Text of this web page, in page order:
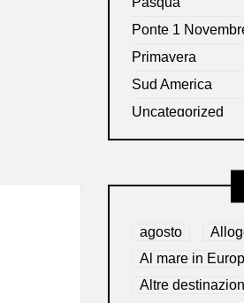
Ponte 1
Primavera
Sud America
Uncategorized
agosto
Al mare in
Altre